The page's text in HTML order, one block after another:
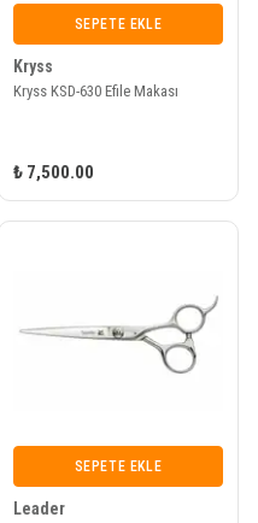
SEPETE EKLE
Kryss
Kryss KSD-630 Efile Makası
₺ 7,500.00
SEPETE EKLE
Leader